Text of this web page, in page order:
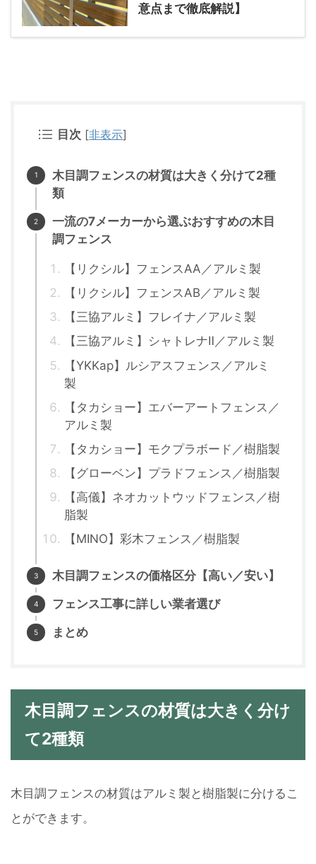
意点まで徹底解説】
目次 [非表示]
木目調フェンスの材質は大きく分けて2種
類
一流の7メーカーから選ぶおすすめの木目
調フェンス
【リクシル】フェンスAA／アルミ製
【リクシル】フェンスAB／アルミ製
【三協アルミ】フレイナ／アルミ製
【三協アルミ】シャトレナⅡ／アルミ製
【YKKap】ルシアスフェンス／アルミ
製
【タカショー】エバーアートフェンス／
アルミ製
【タカショー】モクプラボード／樹脂製
【グローベン】プラドフェンス／樹脂製
【高儀】ネオカットウッドフェンス／樹
脂製
【MINO】彩木フェンス／樹脂製
木目調フェンスの価格区分【高い／安い】
フェンス工事に詳しい業者選び
まとめ
木目調フェンスの材質は大きく分け
て2種類
木目調フェンスの材質はアルミ製と樹脂製に分けるこ
とができます。